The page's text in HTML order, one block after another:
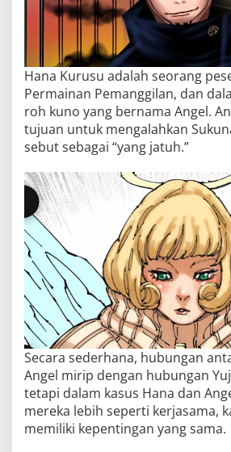
Hana Kurusu adalah seorang
Permainan Pemanggilan, dan
roh kuno yang bernama Angel.
tujuan untuk mengalahkan
sebut sebagai “yang jatuh.”
Secara sederhana, hubungan
Angel mirip dengan hubungan
tetapi dalam kasus Hana dan
mereka lebih seperti kerjasama,
memiliki kepentingan yang sama.